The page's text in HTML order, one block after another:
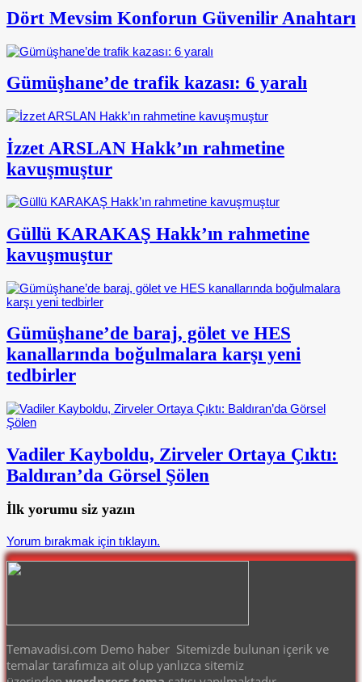
Dört Mevsim Konforun Güvenilir Anahtarı
Gümüşhane’de trafik kazası: 6 yaralı
İzzet ARSLAN Hakk’ın rahmetine
kavuşmuştur
Güllü KARAKAŞ Hakk’ın rahmetine
kavuşmuştur
Gümüşhane’de baraj, gölet ve HES
kanallarında boğulmalara karşı yeni
tedbirler
Vadiler Kayboldu, Zirveler Ortaya Çıktı:
Baldıran’da Görsel Şölen
İlk yorumu siz yazın
Yorum bırakmak için tıklayın.
Temavadisi.com Demo haber Sitemizde bulunan içerik ve
temalar tarafımıza ait olup yanlızca sitemiz